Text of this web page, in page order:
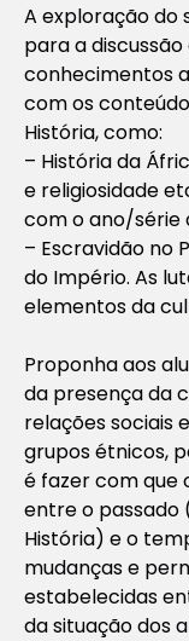
A exploração do
para a
conhecimentos
com os
História, como:
– História da
e religiosidade
com o ano/série
– Escravidão no
do Império. As
elementos da
Proponha aos
da presença da
relações sociais
grupos étnicos,
é fazer com que
entre o passado
História) e o
mudanças e
estabelecidas
da situação dos